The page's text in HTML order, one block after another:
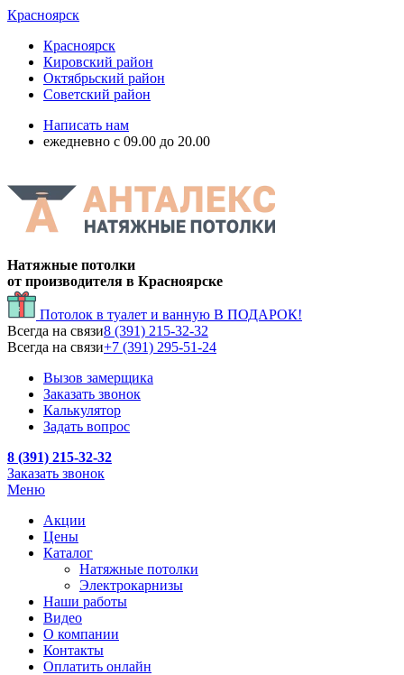
Красноярск
Красноярск
Кировский район
Октябрьский район
Советский район
Написать нам
ежедневно с 09.00 до 20.00
Натяжные потолки
от производителя в Красноярске
Потолок в туалет и ванную В ПОДАРОК!
Всегда на связи8 (391) 215-32-32
Всегда на связи+7 (391) 295-51-24
Вызов замерщика
Заказать звонок
Калькулятор
Задать вопрос
8 (391) 215-32-32
Заказать звонок
Меню
Акции
Цены
Каталог
Натяжные потолки
Электрокарнизы
Наши работы
Видео
О компании
Контакты
Оплатить онлайн